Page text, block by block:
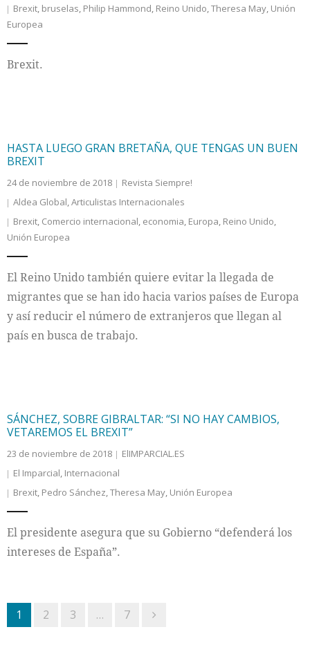
Brexit, bruselas, Philip Hammond, Reino Unido,Theresa May, Unión
Europea
Brexit.
HASTA LUEGO GRAN BRETAÑA, QUE TENGAS UN BUEN
BREXIT
24 de noviembre de 2018
Revista Siempre!
Aldea Global,Articulistas Internacionales
Brexit, Comercio internacional, economia, Europa, Reino Unido,
Unión Europea
El Reino Unido también quiere evitar la llegada de
migrantes que se han ido hacia varios países de Europa
y así reducir el número de extranjeros que llegan al
país en busca de trabajo.
SÁNCHEZ, SOBRE GIBRALTAR: “SI NO HAY CAMBIOS,
VETAREMOS EL BREXIT”
23 de noviembre de 2018
ElIMPARCIAL.ES
El Imparcial, Internacional
Brexit, Pedro Sánchez,Theresa May, Unión Europea
El presidente asegura que su Gobierno “defenderá los
intereses de España”.
1 2 3 … 7